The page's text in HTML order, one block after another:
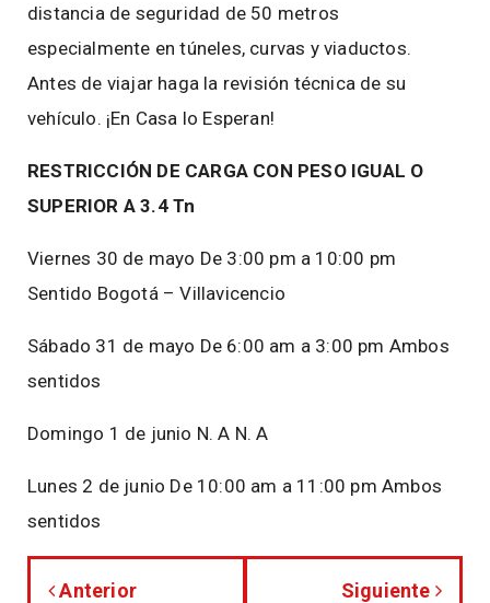
distancia de seguridad de 50 metros
especialmente en túneles, curvas y viaductos.
Antes de viajar haga la revisión técnica de su
vehículo. ¡En Casa lo Esperan!
RESTRICCIÓN DE CARGA CON PESO IGUAL O
SUPERIOR A 3.4 Tn
Viernes 30 de mayo De 3:00 pm a 10:00 pm
Sentido Bogotá – Villavicencio
Sábado 31 de mayo De 6:00 am a 3:00 pm Ambos
sentidos
Domingo 1 de junio N. A N. A
Lunes 2 de junio De 10:00 am a 11:00 pm Ambos
sentidos
Anterior Siguiente